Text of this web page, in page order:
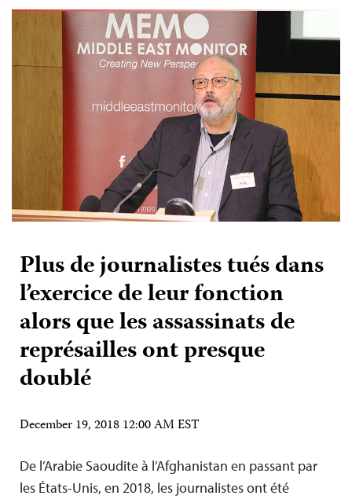
Plus de journalistes tués dans
l’exercice de leur fonction
alors que les assassinats de
représailles ont presque
doublé
December 19, 2018 12:00 AM EST
De l’Arabie Saoudite à l’Afghanistan en passant par
les États-Unis, en 2018, les journalistes ont été